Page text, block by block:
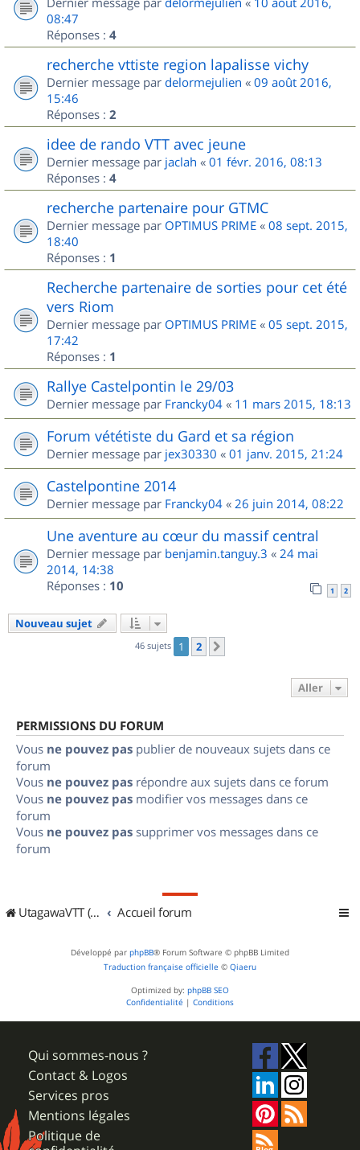
08:47
Réponses : 4
recherche vttiste region lapalisse vichy
Dernier message par delormejulien « 09 août 2016,
15:46
Réponses : 2
idee de rando VTT avec jeune
Dernier message par jaclah « 01 févr. 2016, 08:13
Réponses : 4
recherche partenaire pour GTMC
Dernier message par OPTIMUS PRIME « 08 sept. 2015,
18:40
Réponses : 1
Recherche partenaire de sorties pour cet été
vers Riom
Dernier message par OPTIMUS PRIME « 05 sept. 2015,
17:42
Réponses : 1
Rallye Castelpontin le 29/03
Dernier message par Francky04 « 11 mars 2015, 18:13
Forum vététiste du Gard et sa région
Dernier message par jex30330 « 01 janv. 2015, 21:24
Castelpontine 2014
Dernier message par Francky04 « 26 juin 2014, 08:22
Une aventure au cœur du massif central
Dernier message par benjamin.tanguy.3 « 24 mai
2014, 14:38
Réponses : 10 1 2
Nouveau sujet
46 sujets 1 2
Aller
PERMISSIONS DU FORUM
Vous ne pouvez pas publier de nouveaux sujets dans ce
forum
Vous ne pouvez pas répondre aux sujets dans ce forum
Vous ne pouvez pas modifier vos messages dans ce
forum
Vous ne pouvez pas supprimer vos messages dans ce
forum
UtagawaVTT (Randos VTT et VTTAE avec traces GPS) Accueil forum
Développé par phpBB® Forum Software © phpBB Limited
Traduction française officielle © Qiaeru
Optimized by: phpBB SEO
Confidentialité | Conditions
Qui sommes-nous ?
Contact & Logos
Services pros
Mentions légales
Politique de